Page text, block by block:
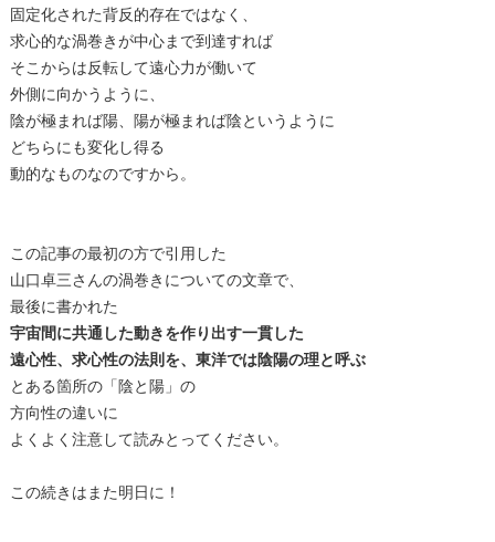
固定化された背反的存在ではなく、
求心的な渦巻きが中心まで到達すれば
そこからは反転して遠心力が働いて
外側に向かうように、
陰が極まれば陽、陽が極まれば陰というように
どちらにも変化し得る
動的なものなのですから。
この記事の最初の方で引用した
山口卓三さんの渦巻きについての文章で、
最後に書かれた
宇宙間に共通した動きを作り出す一貫した
遠心性、求心性の法則を、東洋では陰陽の理と呼ぶ
とある箇所の「陰と陽」の
方向性の違いに
よくよく注意して読みとってください。
この続きはまた明日に！